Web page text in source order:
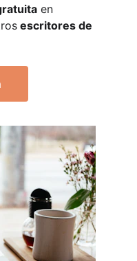
en
escritores de